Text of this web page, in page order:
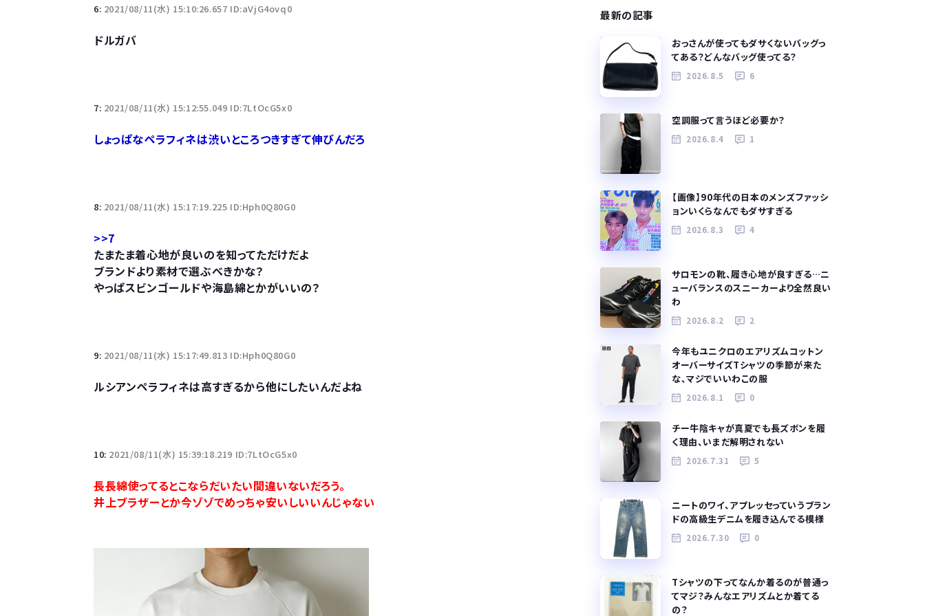
6: 2021/08/11(水) 15:10:26.657 ID:aVjG4ovq0
ドルガバ
7: 2021/08/11(水) 15:12:55.049 ID:7LtOcG5x0
しょっぱなペラフィネは渋いところつきすぎて伸びんだろ
8: 2021/08/11(水) 15:17:19.225 ID:Hph0Q80G0
>>7
たまたま着心地が良いのを知ってただけだよ
ブランドより素材で選ぶべきかな？
やっぱスビンゴールドや海島綿とかがいいの？
9: 2021/08/11(水) 15:17:49.813 ID:Hph0Q80G0
ルシアンペラフィネは高すぎるから他にしたいんだよね
10: 2021/08/11(水) 15:39:18.219 ID:7LtOcG5x0
長長綿使ってるとこならだいたい間違いないだろう。
井上ブラザーとか今ゾゾでめっちゃ安いしいいんじゃない
最新の記事
おっさんが使ってもダサくないバッグっ
てある？どんなバッグ使ってる？
2026.8.5 6
空調服って言うほど必要か？
2026.8.4 1
【画像】90年代の日本のメンズファッシ
ョンいくらなんでもダサすぎる
2026.8.3 4
サロモンの靴、履き心地が良すぎる…ニ
ューバランスのスニーカーより全然良い
わ
2026.8.2 2
今年もユニクロのエアリズムコットン
オーバーサイズTシャツの季節が来た
な、マジでいいわこの服
2026.8.1 0
チー牛陰キャが真夏でも長ズボンを履
く理由、いまだ解明されない
2026.7.31 5
ニートのワイ、アプレッセっていうブラン
ドの高級生デニムを履き込んでる模様
2026.7.30 0
Tシャツの下ってなんか着るのが普通っ
てマジ？みんなエアリズムとか着てる
の？